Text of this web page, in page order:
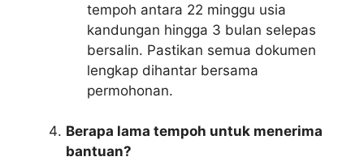
tempoh antara 22 minggu usia
kandungan hingga 3 bulan selepas
bersalin. Pastikan semua dokumen
lengkap dihantar bersama
permohonan.
Berapa lama tempoh untuk menerima
bantuan?